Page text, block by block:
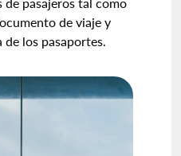
de viaje y
de los pasaportes.